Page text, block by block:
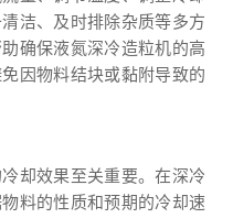
洁、及时排除杂质等多方
确保液氮深冷造粒机的高
因物料结块或黏附导致的
却效果至关重要。在深冷
料的性质和预期的冷却速